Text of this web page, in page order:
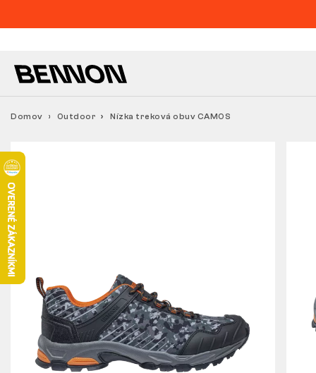
Domov Outdoor Nízka treková obuv CAMOS